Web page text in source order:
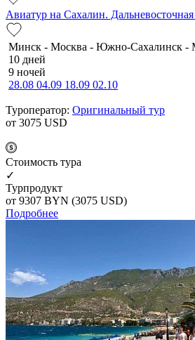
Авиатур на Сахалин. Дальневосточная
Минск - Москва - Южно-Сахалинск -
10 дней
9 ночей
28.08 04.09 18.09 02.10
Туроператор: Оригинальный тур
от 3075 USD
Cтоимость тура
✓
Турпродукт
от 9307 BYN (3075 USD)
Подробнее